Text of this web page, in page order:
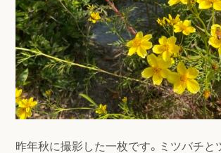
昨年秋に撮影した一枚です。ミツバチと